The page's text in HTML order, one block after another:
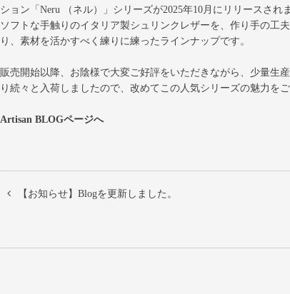
ション「Neru （ネル）」シリーズが2025年10月にリリースされ
ソフトな手触りのイタリア製シュリンクレザーを、作り手の工
り、素材を活かすべく練りに練ったラインナップです。
販売開始以降、お陰様で大変ご好評をいただきながら、少量生
り続々と入荷しましたので、改めてこの人気シリーズの魅力を
Artisan BLOGページへ
稿
【お知らせ】Blogを更新しました。